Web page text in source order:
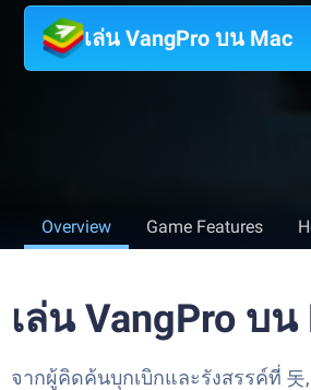
เล่น VangPro บน Mac
Overview Game Features
เล่น VangPro บ
จากผู้คิดค้นบุกเบิกและรังสรรค์ที่